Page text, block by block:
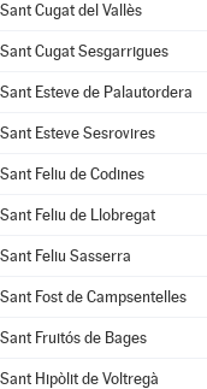
Sant Cugat del Vallès
Sant Cugat Sesgarrigues
Sant Esteve de Palautordera
Sant Esteve Sesrovires
Sant Feliu de Codines
Sant Feliu de Llobregat
Sant Feliu Sasserra
Sant Fost de Campsentelles
Sant Fruitós de Bages
Sant Hipòlit de Voltregà